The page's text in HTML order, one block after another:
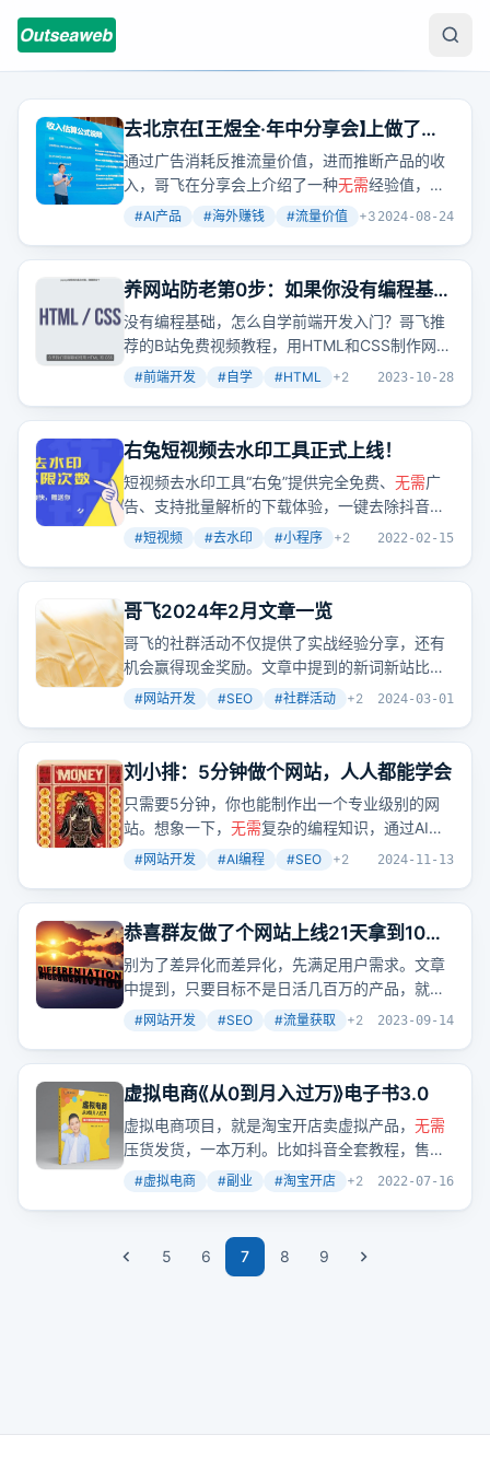
去北京在【王煜全·年中分享会】上做了一
次分享
通过广告消耗反推流量价值，进而推断产品的收
入，哥飞在分享会上介绍了一种无需经验值，简
单易懂的估算方法。
#AI产品 #海外赚钱 #流量价值 +3 2024-08-24
养网站防老第0步：如果你没有编程基
础，如果你不会前端开发，那么推荐跟
着这个免费视频教程学习
没有编程基础，怎么自学前端开发入门？哥飞推
荐的B站免费视频教程，用HTML和CSS制作网
页，无需一开始就学习Vue或React。
#前端开发 #自学 #HTML +2 2023-10-28
右兔短视频去水印工具正式上线！
短视频去水印工具“右兔”提供完全免费、 无需广
告、支持批量解析的下载体验，一键去除抖音、
快手等平台视频水印，保持原画质高清。
#短视频 #去水印 #小程序 +2 2022-02-15
哥飞2024年2月文章一览
哥飞的社群活动不仅提供了实战经验分享，还有
机会赢得现金奖励。文章中提到的新词新站比
赛，对于新
注册域名并上线的网站，根据流量排
#网站开发 #SEO #社群活动 +2 2024-03-01
刘小排：5分钟做个网站，人人都能学会
只需要5分钟，你也能制作出一个专业级别的网
站。想象一下， 无需复杂的编程知识，通过AI的
帮助，你的想法就能快速变成现实。这不仅仅是
会。
#网站开发 #AI编程 #SEO +2 2024-11-13
恭喜群友做了个网站上线21天拿到10万
日PV，又花了13天变成了20万日PV
别为了差异化而差异化，先满足用户需求。文章
中提到，只要目标不是日活几百万的产品，就无
需刻意追求差异化。用户需求明确，通过搜索词
#网站开发 #SEO #流量获取 +2 2023-09-14
虚拟电商《从0到月入过万》电子书3.0
虚拟电商项目，就是淘宝开店卖虚拟产品， 无需
压货发货，一本万利。比如抖音全套教程，售价
27.9元，月销1000多件，月赚27000元，可重复
#虚拟电商 #副业 #淘宝开店 +2 2022-07-16
5 6 7 8 9